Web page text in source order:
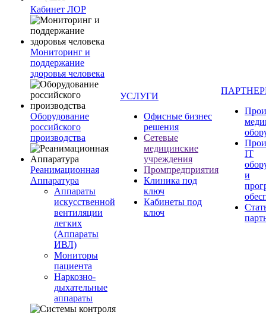
Кабинет ЛОР
Мониторинг и
поддержание
здоровья человека
Оборудование
российского
производства
Реанимационная
Аппаратура
Аппараты
искусственной
вентиляции
легких
(Аппараты
ИВЛ)
Мониторы
пациента
Наркозно-
дыхательные
аппараты
УСЛУГИ
Офисные бизнес
решения
Сетевые
медицинские
учреждения
Промпредприятия
Клиника под
ключ
Кабинеты под
ключ
IT
и